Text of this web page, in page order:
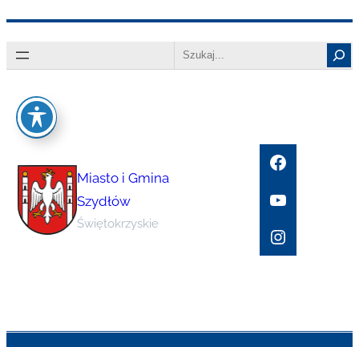
do
Search
Miasto i Gmina
Szydłów
Świętokrzyskie
Facebook
YouTube
Instagram